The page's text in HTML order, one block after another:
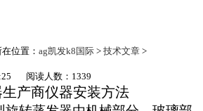
在位置： ag凯发k8国际 > 技术文章 >
阅读人数：1339
产商仪器安装方法